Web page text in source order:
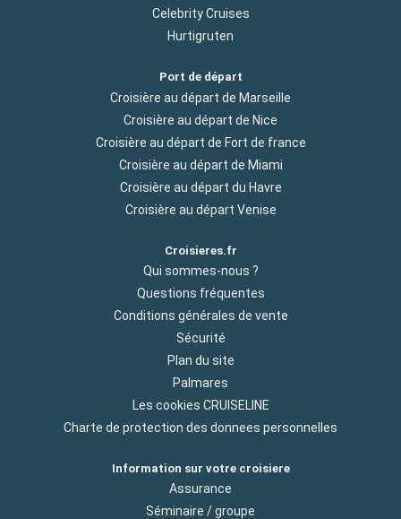
Celebrity Cruises
Hurtigruten
Port de départ
Croisière au départ de Marseille
Croisière au départ de Nice
Croisière au départ de Fort de france
Croisière au départ de Miami
Croisière au départ du Havre
Croisière au départ Venise
Croisieres.fr
Qui sommes-nous ?
Questions fréquentes
Conditions générales de vente
Sécurité
Plan du site
Palmares
Les cookies CRUISELINE
Charte de protection des donnees personnelles
Information sur votre croisiere
Assurance
Séminaire / groupe